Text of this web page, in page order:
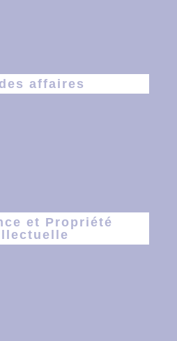
affaires
et Propriété